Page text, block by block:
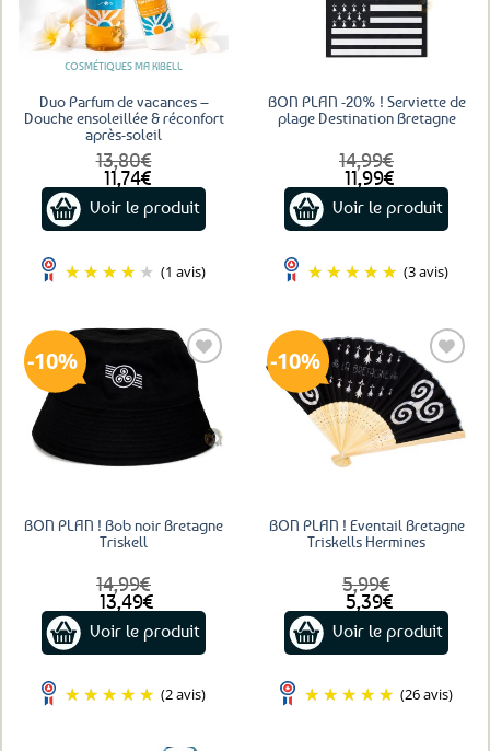
COSMÉTIQUES MA KIBELL
Duo Parfum de vacances –
Douche ensoleillée & réconfort
après-soleil
13,80€
Le
prix
initial
11,74€
Le
prix
actuel
Voir le produit
(1 avis)
BON PLAN -20% ! Serviette de
plage Destination Bretagne
14,99€
Le
prix
initial
11,99€
Le
prix
actuel
Voir le produit
(3 avis)
10%
Ajouter
aux
favoris
BON PLAN ! Bob noir Bretagne
Triskell
14,99€
Le
prix
initial
13,49€
Le
prix
actuel
Voir le produit
(2 avis)
10%
Ajouter
aux
favoris
BON PLAN ! Eventail Bretagne
Triskells Hermines
5,99€
Le
prix
initial
5,39€
Le
prix
actuel
Voir le produit
(26 avis)